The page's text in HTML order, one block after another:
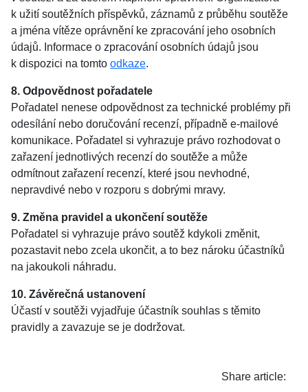
k užití soutěžních příspěvků, záznamů z průběhu soutěže
a jména vítěze oprávnění ke zpracování jeho osobních
údajů. Informace o zpracování osobních údajů jsou
k dispozici na tomto odkaze.
8. Odpovědnost pořadatele
Pořadatel nenese odpovědnost za technické problémy při
odesílání nebo doručování recenzí, případně e-mailové
komunikace. Pořadatel si vyhrazuje právo rozhodovat o
zařazení jednotlivých recenzí do soutěže a může
odmítnout zařazení recenzí, které jsou nevhodné,
nepravdivé nebo v rozporu s dobrými mravy.
9. Změna pravidel a ukončení soutěže
Pořadatel si vyhrazuje právo soutěž kdykoli změnit,
pozastavit nebo zcela ukončit, a to bez nároku účastníků
na jakoukoli náhradu.
10. Závěrečná ustanovení
Účastí v soutěži vyjadřuje účastník souhlas s těmito
pravidly a zavazuje se je dodržovat.
Share article: